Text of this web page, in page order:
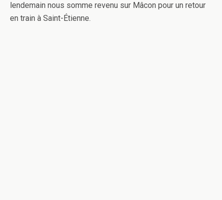
lendemain nous somme revenu sur Mâcon pour un retour
en train à Saint-Étienne.